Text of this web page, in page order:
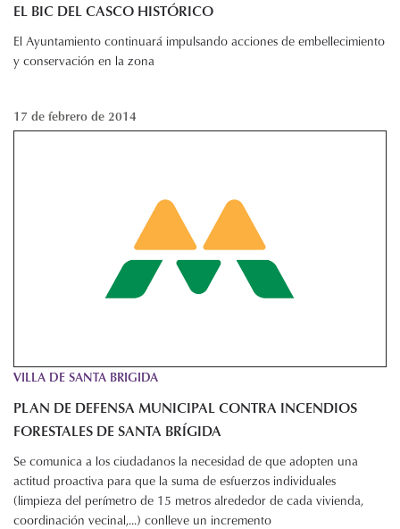
EL BIC DEL CASCO HISTÓRICO
El Ayuntamiento continuará impulsando acciones de embellecimiento
y conservación en la zona
17 de febrero de 2014
VILLA DE SANTA BRIGIDA
PLAN DE DEFENSA MUNICIPAL CONTRA INCENDIOS
FORESTALES DE SANTA BRÍGIDA
Se comunica a los ciudadanos la necesidad de que adopten una
actitud proactiva para que la suma de esfuerzos individuales
(limpieza del perímetro de 15 metros alrededor de cada vivienda,
coordinación vecinal,...) conlleve un incremento